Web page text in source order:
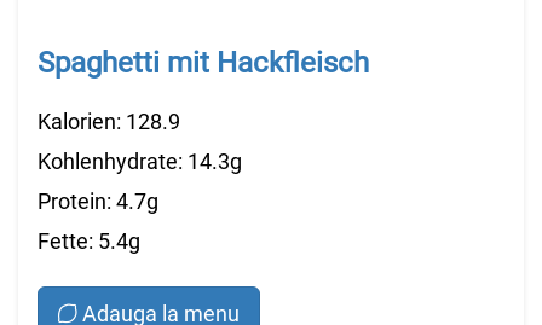
Spaghetti mit Hackfleisch
Kalorien: 128.9
Kohlenhydrate: 14.3g
Protein: 4.7g
Fette: 5.4g
Adauga la menu